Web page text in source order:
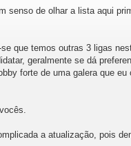
senso de olhar a lista aqui
que temos outras 3 ligas
geralmente se dá
forte de uma galera que
a atualização, pois